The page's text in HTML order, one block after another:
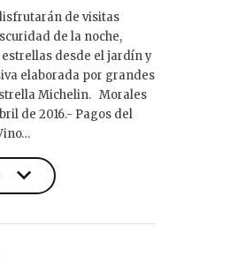
de visitas
de la noche,
desde el jardín y
elaborada por grandes
Michelin. Morales
de 2016.- Pagos del